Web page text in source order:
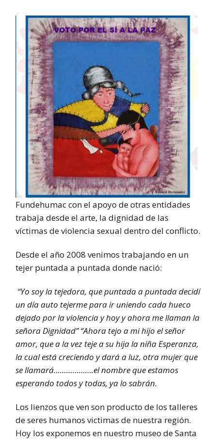
Fundehumac con el apoyo de otras entidades
trabaja desde el arte, la dignidad de las
víctimas de violencia sexual dentro del conflicto.
Desde el año 2008 venimos trabajando en un
tejer puntada a puntada donde nació:
“Yo soy la tejedora, que puntada a puntada decidí
un día auto tejerme para ir uniendo cada hueco
dejado por la violencia y hoy y ahora me llaman la
señora Dignidad” “Ahora tejo a mi hijo el señor
amor, que a la vez teje a su hija la niña Esperanza,
la cual está creciendo y dará a luz, otra mujer que
se llamará……………….el nombre que estamos
esperando todos y todas, ya lo sabrán.
Los lienzos que ven son producto de los talleres
de seres humanos victimas de nuestra región.
Hoy los exponemos en nuestro museo de Santa